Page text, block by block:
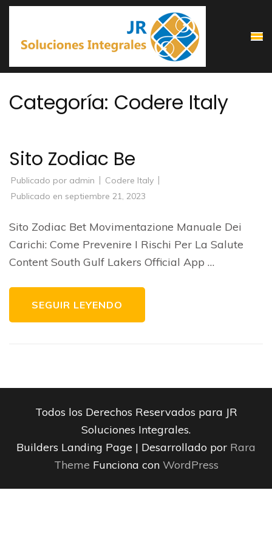
Saltar
contenido
tecla
Intro)Categoría: Codere Italy
Sito Zodiac Be
Publicado por admin
Codere Italy
Publicado en septiembre 21, 2023
Sito Zodiac Bet Movimentazione Manuale Dei
Carichi: Come Prevenire I Rischi Per La Salute
Content South Gulf Lakers Official App …
SEGUIR LEYENDO
Todos los Derechos Reservados para JR
Soluciones Integrales.
Builders Landing Page | Desarrollado por Rara
Theme Funciona con WordPress